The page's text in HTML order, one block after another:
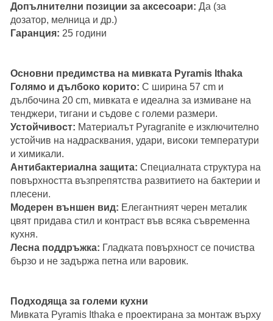
Допълнителни позиции за аксесоари: Да (за
дозатор, мелница и др.)
Гаранция: 25 години
Основни предимства на мивката Pyramis Ithaka
Голямо и дълбоко корито: С ширина 57 cm и
дълбочина 20 cm, мивката е идеална за измиване на
тенджери, тигани и съдове с големи размери.
Устойчивост: Материалът Pyragranite е изключително
устойчив на надрасквания, удари, високи температури
и химикали.
Антибактериална защита: Специалната структура на
повърхността възпрепятства развитието на бактерии и
плесени.
Модерен външен вид: Елегантният черен металик
цвят придава стил и контраст във всяка съвременна
кухня.
Лесна поддръжка: Гладката повърхност се почиства
бързо и не задържа петна или варовик.
Подходяща за големи кухни
Мивката Pyramis Ithaka е проектирана за монтаж върху